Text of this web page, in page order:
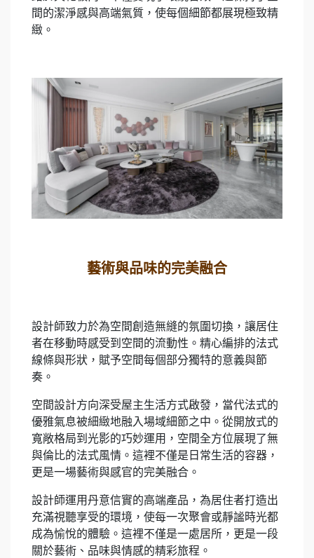
間的潔淨感與高端氣質，使每個細節都展現極致精
緻。
藝術與品味的完美融合
設計師致力於為空間創造無縫的氛圍切換，讓居住
者在移動時感受到空間的流動性。精心編排的法式
線條與形狀，賦予空間每個部分獨特的意義與節
奏。
空間設計方向深受屋主生活方式啟發，當代法式的
優雅氣息被細緻地融入場域細節之中。從開放式的
寬敞格局到光影的巧妙運用，空間全方位展現了無
與倫比的法式風情。這裡不僅是日常生活的容器，
更是一場藝術與感官的完美融合。
設計師運用丹意信實的高端產品，為居住者打造出
充滿視聽享受的環境，使每一次聚會或靜謐時光都
成為愉悅的體驗。這裡不僅是一處居所，更是一段
關於藝術、品味與情感的精彩旅程。